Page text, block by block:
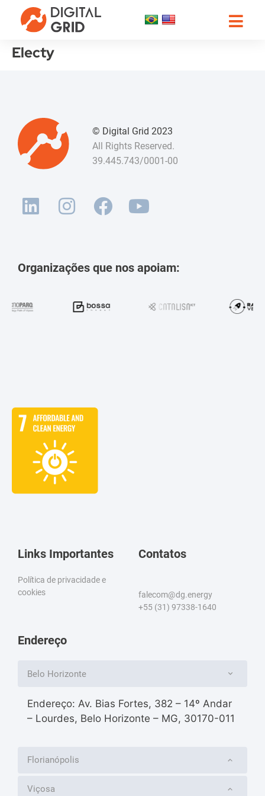
Electy
© Digital Grid 2023
All Rights Reserved.
39.445.743/0001-00
Organizações que nos apoiam:
Links Importantes
Política de privacidade e
cookies
Contatos
falecom@dg.energy
+55 (31) 97338-1640
Endereço
Belo Horizonte
Endereço: Av. Bias Fortes, 382 – 14º Andar
– Lourdes, Belo Horizonte – MG, 30170-011
Florianópolis
Viçosa